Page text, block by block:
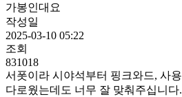
가봉인대요
작성일
2025-03-10 05:22
조회
831018
서폿이라 시야석부터 핑크와드, 사
다로웠는데도 너무 잘 맞춰주십니다.